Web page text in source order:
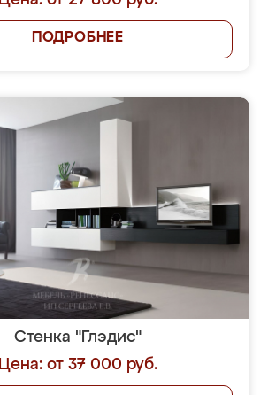
ПОДРОБНЕЕ
Стенка "Глэдис"
Цена: от 37 000 руб.